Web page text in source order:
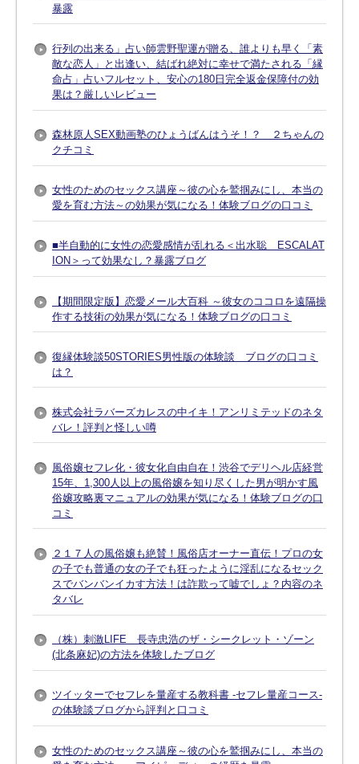
暴露
行列の出来る」占い師雲野聖運が贈る、誰よりも早く「素
敵な恋人」と出逢い、結ばれ絶対に幸せで満たされる「縁
命占」占いフルセット、安心の180日完全返金保障付の効
果は？厳しいレビュー
森林原人SEX動画塾のひょうばんはうそ！？ ２ちゃんの
クチコミ
女性のためのセックス講座～彼の心を鷲掴みにし、本当の
愛を育む方法～の効果が気になる！体験ブログの口コミ
■半自動的に女性の恋愛感情が乱れる＜出水聡 ESCALAT
ION＞って効果なし？暴露ブログ
【期間限定版】恋愛メール大百科 ～彼女のココロを遠隔操
作する技術の効果が気になる！体験ブログの口コミ
復縁体験談50STORIES男性版の体験談 ブログの口コミ
は？
株式会社ラバーズカレスの中イキ！アンリミテッドのネタ
バレ！評判と怪しい噂
風俗嬢セフレ化・彼女化自由自在！渋谷でデリヘル店経営
15年、1,300人以上の風俗嬢を知り尽くした男が明かす風
俗嬢攻略裏マニュアルの効果が気になる！体験ブログの口
コミ
２１７人の風俗嬢も絶賛！風俗店オーナー直伝！プロの女
の子でも普通の女の子でも狂ったように淫乱になるセック
スでバンバンイカす方法！は詐欺って嘘でしょ？内容のネ
タバレ
（株）刺激LIFE 長寺忠浩のザ・シークレット・ゾーン
(北条麻妃)の方法を体験したブログ
ツイッターでセフレを量産する教科書 -セフレ量産コース-
の体験談ブログから評判と口コミ
女性のためのセックス講座～彼の心を鷲掴みにし、本当の